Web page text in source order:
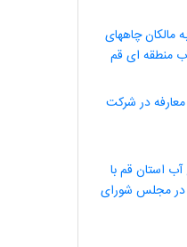
مالکان چاههای
منطقه ای قم
معارفه در شرکت
استان قم با
در مجلس شورای